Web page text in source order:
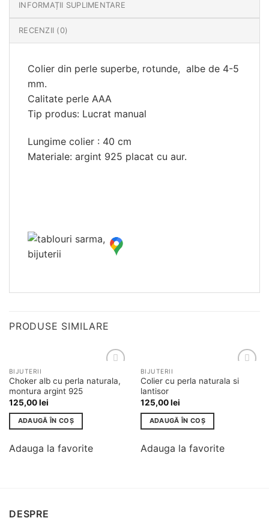
INFORMAȚII SUPLIMENTARE
RECENZII (0)
Colier din perle superbe, rotunde, albe de 4-5
mm.
Calitate perle AAA
Tip produs: Lucrat manual
Lungime colier : 40 cm
Materiale: argint 925 placat cu aur.
PRODUSE SIMILARE
Adauga
la
BIJUTERII
Choker alb cu perla naturala,
montura argint 925
125,00lei
ADAUGĂ ÎN COȘ
Adauga la favorite
Adauga
la
BIJUTERII
Colier cu perla naturala si
lantisor
125,00lei
ADAUGĂ ÎN COȘ
Adauga la favorite
DESPRE